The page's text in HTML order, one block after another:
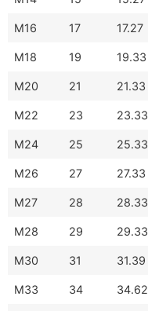
M16 17 17.27
M18 19 19.33
M20 21 21.33
M22 23 23.33
M24 25 25.33
M26 27 27.33
M27 28 28.33
M28 29 29.33
M30 31 31.39
M33 34 34.62